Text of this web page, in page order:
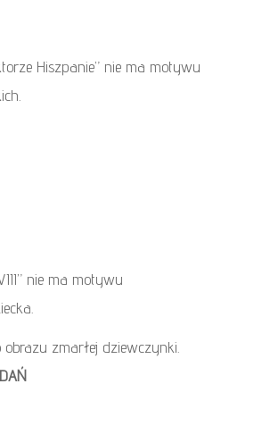
Hiszpanie” nie ma motywu
nie ma motywu
zmarłej dziewczynki.